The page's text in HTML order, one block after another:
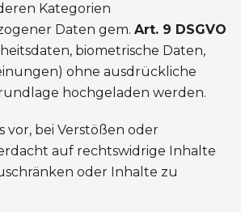
Kategorien
Daten gem. Art. 9 DSGVO
biometrische Daten,
ohne ausdrückliche
hochgeladen werden.
vor, bei Verstößen oder
auf rechtswidrige Inhalte
oder Inhalte zu